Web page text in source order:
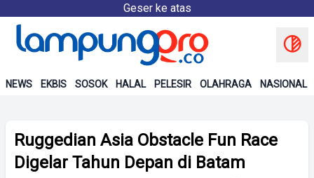
Geser ke atas
NEWS EKBIS SOSOK HALAL PELESIR OLAHRAGA NASIONAL
Ruggedian Asia Obstacle Fun Race
Digelar Tahun Depan di Batam